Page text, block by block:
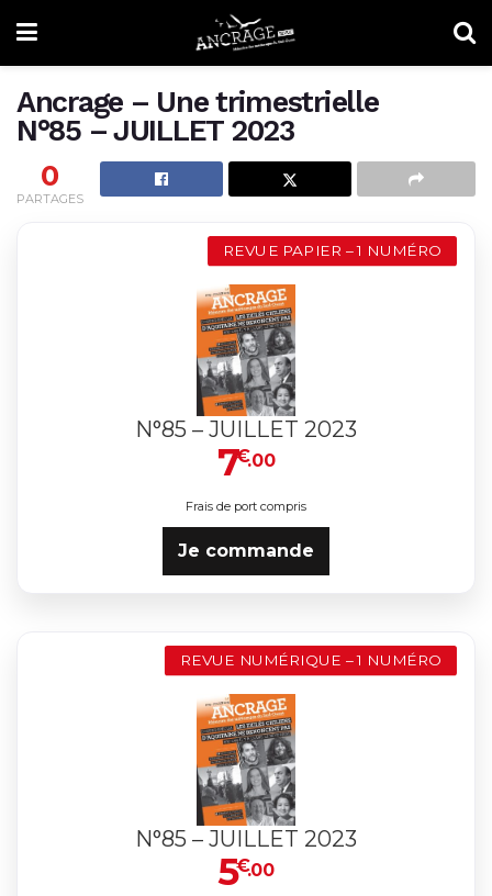
Ancrage – Une trimestrielle
N°85 – JUILLET 2023
0
PARTAGES
REVUE PAPIER – 1 NUMÉRO
N°85 – JUILLET 2023
7€.00
Frais de port compris
Je commande
REVUE NUMÉRIQUE – 1 NUMÉRO
N°85 – JUILLET 2023
5€.00